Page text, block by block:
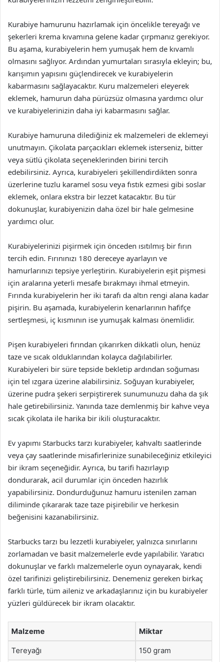
Kurabiye hamurunu hazırlamak için öncelikle tereyağı ve
şekerleri krema kıvamına gelene kadar çırpmanız gerekiyor.
Bu aşama, kurabiyelerin hem yumuşak hem de kıvamlı
olmasını sağlıyor. Ardından yumurtaları sırasıyla ekleyin; bu,
karışımın yapısını güçlendirecek ve kurabiyelerin
kabarmasını sağlayacaktır. Kuru malzemeleri eleyerek
eklemek, hamurun daha pürüzsüz olmasına yardımcı olur
ve kurabiyelerinizin daha iyi kabarmasını sağlar.
Kurabiye hamuruna dilediğiniz ek malzemeleri de eklemeyi
unutmayın. Çikolata parçacıkları eklemek isterseniz, bitter
veya sütlü çikolata seçeneklerinden birini tercih
edebilirsiniz. Ayrıca, kurabiyeleri şekillendirdikten sonra
üzerlerine tuzlu karamel sosu veya fıstık ezmesi gibi soslar
eklemek, onlara ekstra bir lezzet katacaktır. Bu tür
dokunuşlar, kurabiyenizin daha özel bir hale gelmesine
yardımcı olur.
Kurabiyelerinizi pişirmek için önceden ısıtılmış bir fırın
tercih edin. Fırınınızı 180 dereceye ayarlayın ve
hamurlarınızı tepsiye yerleştirin. Kurabiyelerin eşit pişmesi
için aralarına yeterli mesafe bırakmayı ihmal etmeyin.
Fırında kurabiyelerin her iki tarafı da altın rengi alana kadar
pişirin. Bu aşamada, kurabiyelerin kenarlarının hafifçe
sertleşmesi, iç kısmının ise yumuşak kalması önemlidir.
Pişen kurabiyeleri fırından çıkarırken dikkatli olun, henüz
taze ve sıcak olduklarından kolayca dağılabilirler.
Kurabiyeleri bir süre tepside bekletip ardından soğuması
için tel ızgara üzerine alabilirsiniz. Soğuyan kurabiyeler,
üzerine pudra şekeri serpiştirerek sunumunuzu daha da şık
hale getirebilirsiniz. Yanında taze demlenmiş bir kahve veya
sıcak çikolata ile harika bir ikili oluşturacaktır.
Ev yapımı Starbucks tarzı kurabiyeler, kahvaltı saatlerinde
veya çay saatlerinde misafirlerinize sunabileceğiniz etkileyici
bir ikram seçeneğidir. Ayrıca, bu tarifi hazırlayıp
dondurarak, acil durumlar için önceden hazırlık
yapabilirsiniz. Dondurduğunuz hamuru istenilen zaman
diliminde çıkararak taze taze pişirebilir ve herkesin
beğenisini kazanabilirsiniz.
Starbucks tarzı bu lezzetli kurabiyeler, yalnızca sınırlarını
zorlamadan ve basit malzemelerle evde yapılabilir. Yaratıcı
dokunuşlar ve farklı malzemelerle oyun oynayarak, kendi
özel tarifinizi geliştirebilirsiniz. Denemeniz gereken birkaç
farklı türle, tüm aileniz ve arkadaşlarınız için bu kurabiyeler
yüzleri güldürecek bir ikram olacaktır.
Malzeme Miktar
Tereyağı 150 gram